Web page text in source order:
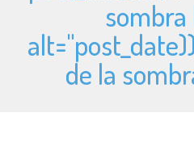
alt="
de la